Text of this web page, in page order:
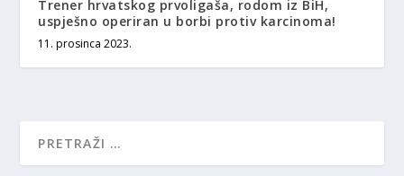
Trener hrvatskog prvoligaša, rodom iz BiH,
uspješno operiran u borbi protiv karcinoma!
11. prosinca 2023.